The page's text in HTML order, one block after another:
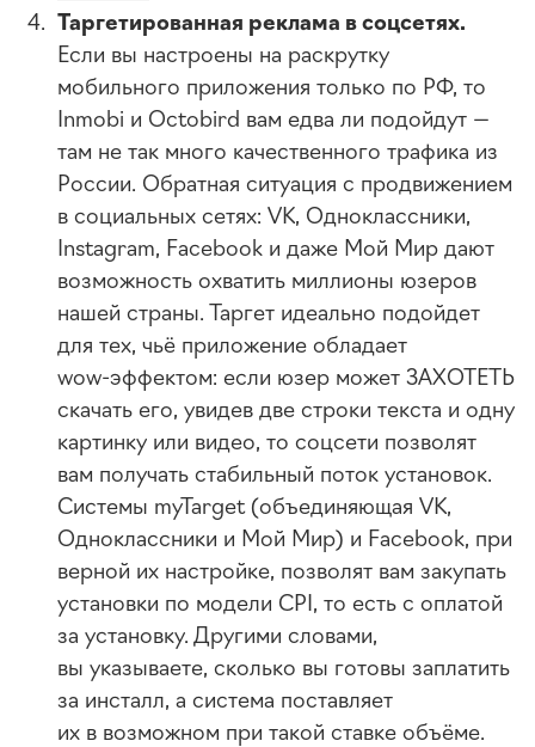
Таргетированная реклама в соцсетях.
Если вы настроены на раскрутку
мобильного приложения только по РФ, то
Inmobi и Octobird вам едва ли подойдут —
там не так много качественного трафика из
России. Обратная ситуация с продвижением
в социальных сетях: VK, Одноклассники,
Instagram, Facebook и даже Мой Мир дают
возможность охватить миллионы юзеров
нашей страны. Таргет идеально подойдет
для тех, чьё приложение обладает
wow-эффектом: если юзер может ЗАХОТЕТЬ
скачать его, увидев две строки текста и одну
картинку или видео, то соцсети позволят
вам получать стабильный поток установок.
Системы myTarget (объединяющая VK,
Oдноклассники и Мой Мир) и Facebook, при
верной их настройке, позволят вам закупать
установки по модели CPI, то есть с оплатой
за установку. Другими словами,
вы указываете, сколько вы готовы заплатить
за инсталл, а система поставляет
их в возможном при такой ставке объёме.